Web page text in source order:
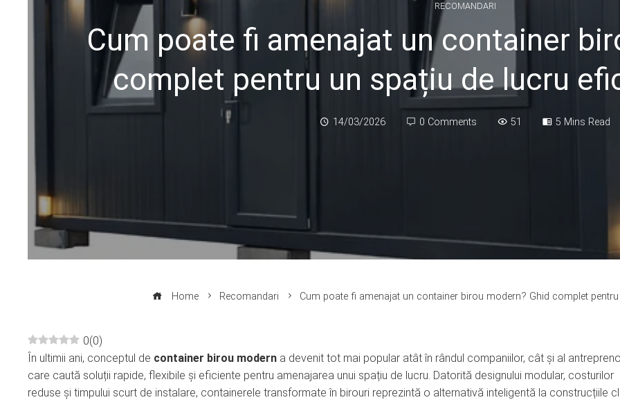
RECOMANDARI
Cum poate fi amenajat un container
complet pentru un spațiu de lucru
14/03/2026 0 Comments 51 5 Mins Read
Home Recomandari Cum poate fi amenajat un container birou modern? Ghid complet
0(0)
În ultimii ani, conceptul de container birou modern a devenit tot mai popular atât în rândul companiilor, cât și al
care caută soluții rapide, flexibile și eficiente pentru amenajarea unui spațiu de lucru. Datorită designului modular, costurilor
reduse și timpului scurt de instalare, containerele transformate în birouri reprezintă o alternativă inteligentă la construcțiile